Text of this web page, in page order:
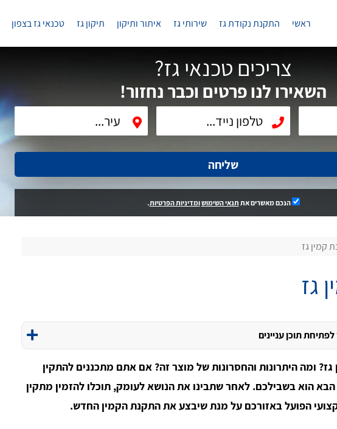
ראשי התקנת נקודת גז שירותי גז איתור ותיקון תיקון גז טכנאי גז בצפון
צריכים טכנאי גז?
השאירו לנו פרטים וכבר נחזור!
שליחה
הנכם מאשרים את תנאי השימושומדיניות הפרטיות.
קמין גז
גז
תוכן עניינים
ומה היתרונות והחסרונות של מוצר זה? אם אתם מתכננים להתקין
הוא בשבילכם. לאחר שתבינו את הנושא לעומק, תוכלו להזמין מתקין
הפועל באזורכם על מנת שיבצע את התקנת הקמין החדש.